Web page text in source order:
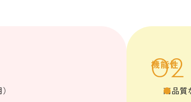
機能性
高品質